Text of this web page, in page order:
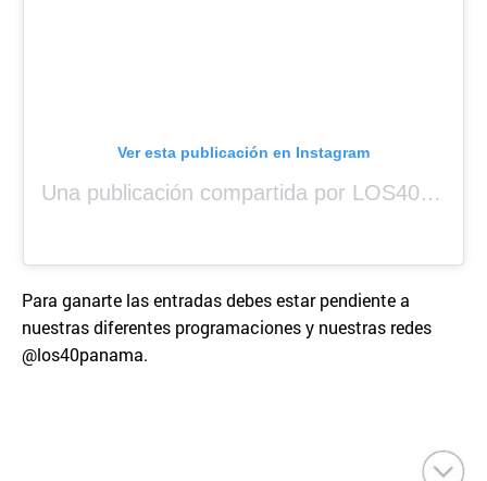
Ver esta publicación en Instagram
Una publicación compartida por LOS40 Panamá (@los40panama)
Para ganarte las entradas debes estar pendiente a
nuestras diferentes programaciones y nuestras redes
@los40panama.